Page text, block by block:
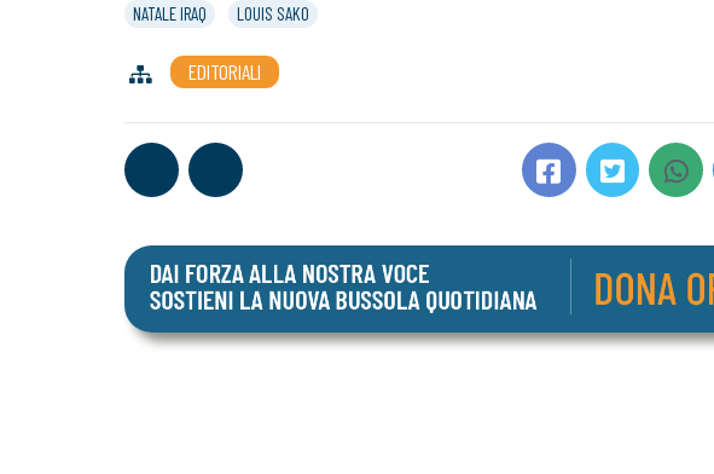
NATALE IRAQ
LOUIS SAKO
EDITORIALI